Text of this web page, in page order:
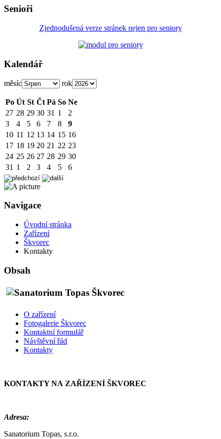
Senioři
Zjednodušená verze stránek nejen pro seniory
Kalendář
měsíc rok
Po Út St Čt Pá So Ne
27 28 29 30 31 1
2
3
4 5 6 7 8
9
10 11 12 13 14 15 16
17 18 19 20 21 22 23
24 25 26 27 28 29 30
31 1 2 3 4 5 6
Navigace
Úvodní stránka
Zařízení
Škvorec
Kontakty
Obsah
O zařízení
Fotogalerie Škvorec
Kontaktní formulář
Návštěvní řád
Kontakty
KONTAKTY NA ZAŘÍZENÍ ŠKVOREC
Adresa:
Sanatorium Topas, s.r.o.